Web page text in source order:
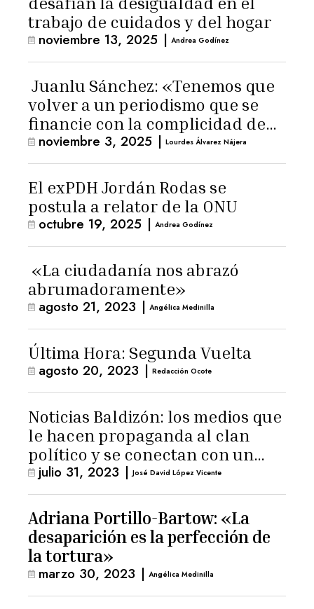
trabajo de cuidados y del hogar
noviembre 13, 2025 | Andrea Godínez
Juanlu Sánchez: «Tenemos que
volver a un periodismo que se
financie con la complicidad de
los lectores»
noviembre 3, 2025 | Lourdes Álvarez Nájera
El exPDH Jordán Rodas se
postula a relator de la ONU
octubre 19, 2025 | Andrea Godínez
«La ciudadanía nos abrazó
abrumadoramente»
agosto 21, 2023 | Angélica Medinilla
Última Hora: Segunda Vuelta
agosto 20, 2023 | Redacción Ocote
Noticias Baldizón: los medios que
le hacen propaganda al clan
político y se conectan con un
hombre de confianza de
Giammattei
julio 31, 2023 | José David López Vicente
Adriana Portillo-Bartow: «La
desaparición es la perfección de
la tortura»
marzo 30, 2023 | Angélica Medinilla